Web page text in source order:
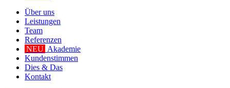
Über uns
Leistungen
Team
Referenzen
NEU Akademie
Kundenstimmen
Dies & Das
Kontakt